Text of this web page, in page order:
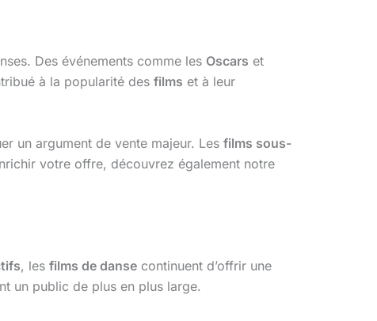
Des événements comme les Oscars et
à la popularité des films et à leur
un argument de vente majeur. Les films sous-
votre offre, découvrez également notre
, les films de danse continuent d’offrir une
un public de plus en plus large.